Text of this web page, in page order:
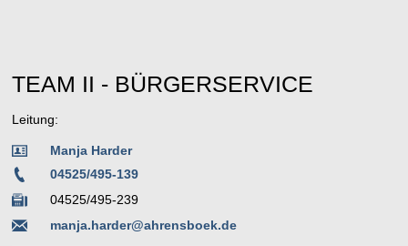
TEAM II - BÜRGERSERVICE
Leitung:
Manja Harder
04525/495-139
04525/495-239
manja.harder@ahrensboek.de